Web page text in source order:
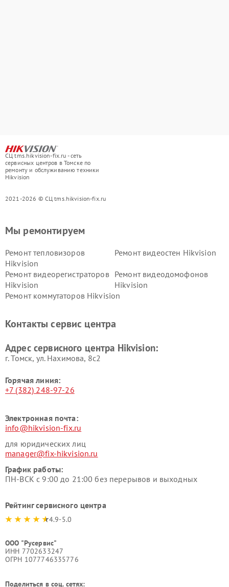
СЦ tms.hikvision-fix.ru - сеть
сервисных центров в Томске по
ремонту и обслуживанию техники
Hikvision
2021-2026 © СЦ tms.hikvision-fix.ru
Мы ремонтируем
Ремонт тепловизоров
Hikvision
Ремонт видеостен Hikvision
Ремонт видеорегистраторов
Hikvision
Ремонт видеодомофонов
Hikvision
Ремонт коммутаторов Hikvision
Контакты сервис центра
Адрес сервисного центра Hikvision:
г. Томск, ул. Нахимова, 8с2
Горячая линия:
+7 (382) 248-97-26
Электронная почта:
info@hikvision-fix.ru
для юридических лиц
manager@fix-hikvision.ru
График работы:
ПН-ВСК с 9:00 до 21:00 без перерывов и выходных
Рейтинг сервисного центра
4.9-5.0
ООО "Русервис"
ИНН 7702633247
ОГРН 1077746335776
Поделиться в соц. сетях: